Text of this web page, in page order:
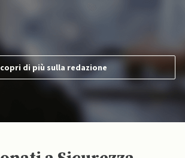
di più sulla redazione